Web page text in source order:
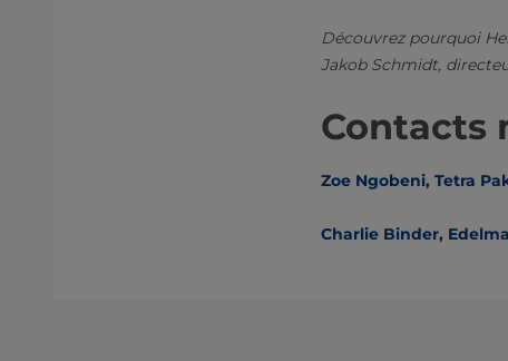
Découvrez pourquoi
Jakob Schmidt,
Contacts
Zoe Ngobeni, Tetra
Charlie Binder,